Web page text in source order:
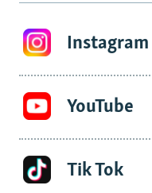
Instagram
YouTube
Tik Tok